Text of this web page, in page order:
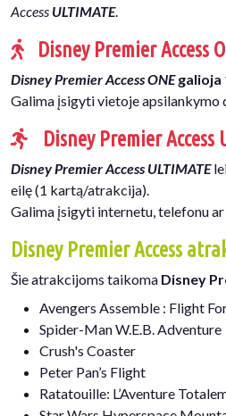
Access ULTIMATE.
Disney Premier Access
Disney Premier Access ONEgalioja
Galima įsigyti vietoje apsilankymo
Disney Premier Access
Disney Premier Access ULTIMATE
eilę (1 kartą/atrakcija).
Galima įsigyti internetu, telefonu
Disney Premier Access
Šie atrakcijoms taikoma Disney
Avengers Assemble : Flight
Spider-Man W.E.B. Adventure
Crush's Coaster
Peter Pan’s Flight
Ratatouille: L’Aventure